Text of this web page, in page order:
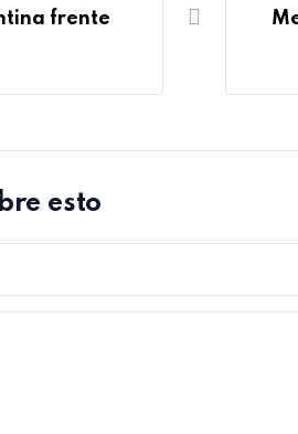
frente
esto